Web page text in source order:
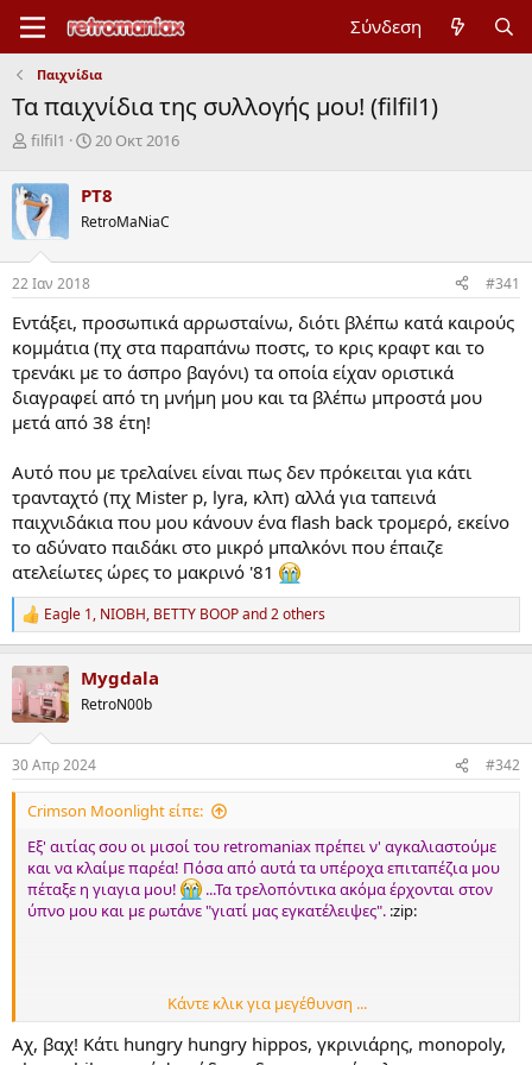
Σύνδεση
Παιχνίδια
Τα παιχνίδια της συλλογής μου! (filfil1)
Έ
α
ρ
ξ
η
μ
ί
α
ς
filfil1
Η
ρ
ο
η
α
έ
ν
α
ρ
ς
20 Οκτ 2016
PT8
RetroMaNiaC
22 Ιαν 2018 #341
Εντάξει, προσωπικά αρρωσταίνω, διότι βλέπω κατά καιρούς
κομμάτια (πχ στα παραπάνω ποστς, το κρις κραφτ και το
τρενάκι με το άσπρο βαγόνι) τα οποία είχαν οριστικά
διαγραφεί από τη μνήμη μου και τα βλέπω μπροστά μου
μετά από 38 έτη!
Αυτό που με τρελαίνει είναι πως δεν πρόκειται για κάτι
τρανταχτό (πχ Mister p, lyra, κλπ) αλλά για ταπεινά
παιχνιδάκια που μου κάνουν ένα flash back τρομερό, εκείνο
το αδύνατο παιδάκι στο μικρό μπαλκόνι που έπαιζε
ατελείωτες ώρες το μακρινό '81
R
e
c
t
i
s
:
Eagle 1, NIOBH, BETTY BOOPand 2 others
Mygdala
RetroN00b
30 Απρ 2024 #342
Crimson Moonlight είπε:
Εξ' αιτίας σου οι μισοί του retromaniax πρέπει ν' αγκαλιαστούμε
και να κλαίμε παρέα! Πόσα από αυτά τα υπέροχα επιταπέζια μου
πέταξε η γιαγια μου!
...Τα τρελοπόντικα ακόμα έρχονται στον
ύπνο μου και με ρωτάνε "γιατί μας εγκατέλειψες". :zip:
Εγώ το δηλώνω, φοβάμαι να παρακολουθήσω τη συνέχεια. Λίγες
φωτογραφίες ακόμα και θα με βγάλουν απ' το σπίτι με φορείο.
Κάντε κλικ για μεγέθυνση ...
Αχ, βαχ! Κάτι hungry hungry hippos, γκρινιάρης, monopoly,